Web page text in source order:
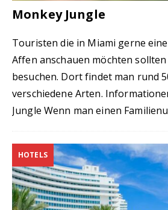
Monkey Jungle
Touristen die in Miami gerne
Affen anschauen möchten
besuchen. Dort findet man rund
verschiedene Arten.
Jungle Wenn man einen
HOTELS